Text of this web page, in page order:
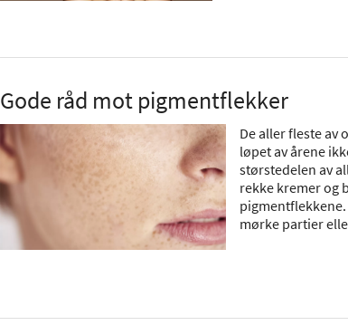
Gode råd mot pigmentflekker
De aller fleste av
løpet av årene
størstedelen av
rekke kremer og
mørke partier